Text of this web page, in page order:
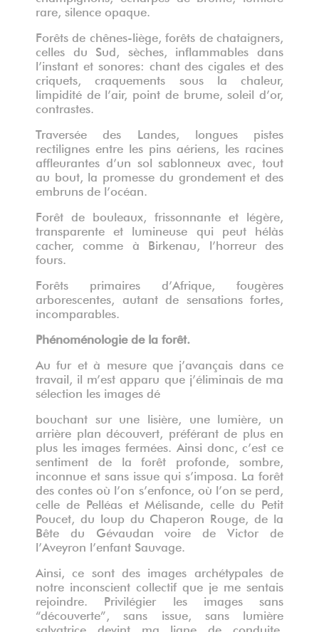
rare, silence opaque.
Forêts de chênes-liège, forêts de chataigners,
celles du Sud, sèches, inflammables dans
l’instant et sonores: chant des cigales et des
criquets, craquements sous la chaleur,
limpidité de l’air, point de brume, soleil d’or,
contrastes.
Traversée des Landes, longues pistes
rectilignes entre les pins aériens, les racines
affleurantes d’un sol sablonneux avec, tout
au bout, la promesse du grondement et des
embruns de l’océan.
Forêt de bouleaux, frissonnante et légère,
transparente et lumineuse qui peut hélàs
cacher, comme à Birkenau, l’horreur des
fours.
Forêts primaires d’Afrique, fougères
arborescentes, autant de sensations fortes,
incomparables.
Phénoménologie de la forêt.
Au fur et à mesure que j’avançais dans ce
travail, il m’est apparu que j’éliminais de ma
sélection les images dé
bouchant sur une lisière, une lumière, un
arrière plan découvert, préférant de plus en
plus les images fermées. Ainsi donc, c’est ce
sentiment de la forêt profonde, sombre,
inconnue et sans issue qui s’imposa. La forêt
des contes où l’on s’enfonce, où l’on se perd,
celle de Pelléas et Mélisande, celle du Petit
Poucet, du loup du Chaperon Rouge, de la
Bête du Gévaudan voire de Victor de
l’Aveyron l’enfant Sauvage.
Ainsi, ce sont des images archétypales de
notre inconscient collectif que je me sentais
rejoindre. Privilégier les images sans
“découverte”, sans issue, sans lumière
salvatrice devint ma ligne de conduite.